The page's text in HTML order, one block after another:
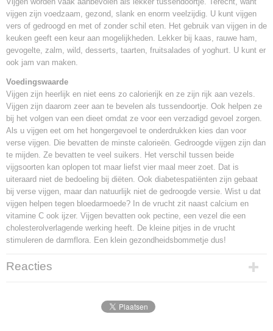
vijgen zijn voedzaam, gezond, slank en enorm veelzijdig. U kunt vijgen
vers of gedroogd en met of zonder schil eten. Het gebruik van vijgen in de
keuken geeft een keur aan mogelijkheden. Lekker bij kaas, rauwe ham,
gevogelte, zalm, wild, desserts, taarten, fruitsalades of yoghurt. U kunt er
ook jam van maken.
Voedingswaarde
Vijgen zijn heerlijk en niet eens zo calorierijk en ze zijn rijk aan vezels.
Vijgen zijn daarom zeer aan te bevelen als tussendoortje. Ook helpen ze
bij het volgen van een dieet omdat ze voor een verzadigd gevoel zorgen.
Als u vijgen eet om het hongergevoel te onderdrukken kies dan voor
verse vijgen. Die bevatten de minste calorieën. Gedroogde vijgen zijn dan
te mijden. Ze bevatten te veel suikers. Het verschil tussen beide
vijgsoorten kan oplopen tot maar liefst vier maal meer zoet. Dat is
uiteraard niet de bedoeling bij diëten. Ook diabetespatiënten zijn gebaat
bij verse vijgen, maar dan natuurlijk niet de gedroogde versie. Wist u dat
vijgen helpen tegen bloedarmoede? In de vrucht zit naast calcium en
vitamine C ook ijzer. Vijgen bevatten ook pectine, een vezel die een
cholesterolverlagende werking heeft. De kleine pitjes in de vrucht
stimuleren de darmflora. Een klein gezondheidsbommetje dus!
Reacties